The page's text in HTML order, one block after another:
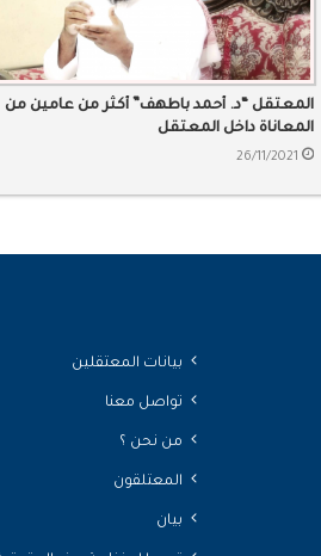
المعتقل “د. أحمد باطهف” أكثر من عامين من
المعاناة داخل المعتقل
26/11/2021
بيانات المعتقلين
تواصل معنا
من نحن ؟
المعتلقون
بيان